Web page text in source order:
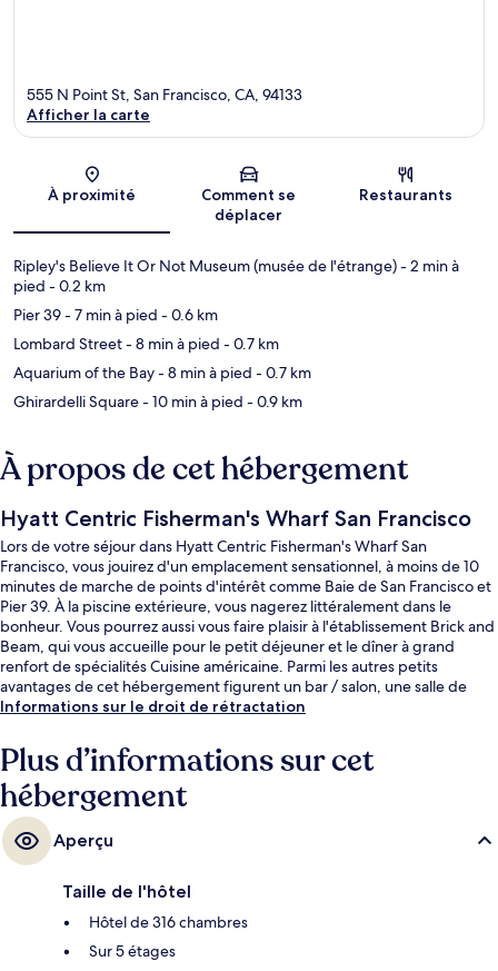
Carte
555 N Point St, San Francisco, CA, 94133
Afficher la carte
À proximité
Comment se
déplacer
Restaurants
Ripley's Believe It Or Not Museum (musée de l'étrange)- 2 min à
pied - 0.2 km
Pier 39- 7 min à pied - 0.6 km
Lombard Street- 8 min à pied - 0.7 km
Aquarium of the Bay- 8 min à pied - 0.7 km
Ghirardelli Square- 10 min à pied - 0.9 km
À propos de cet hébergement
Hyatt Centric Fisherman's Wharf San Francisco
Lors de votre séjour dans Hyatt Centric Fisherman's Wharf San
Francisco, vous jouirez d'un emplacement sensationnel, à moins de 10
minutes de marche de points d'intérêt comme Baie de San Francisco et
Pier 39. À la piscine extérieure, vous nagerez littéralement dans le
bonheur. Vous pourrez aussi vous faire plaisir à l'établissement Brick and
Beam, qui vous accueille pour le petit déjeuner et le dîner à grand
renfort de spécialités Cuisine américaine. Parmi les autres petits
avantages de cet hébergement figurent un bar / salon, une salle de
fitness ouverte 24 h/24, et une salle de fitness. Les autres voyageurs
publics se situent à une courte distance à pied : Arrêt de tram Taylor St
& Bay St est à 2 min et Arrêt de tram Jones St and Beach St, à 3 min.
Informations sur le droit de rétractation
Plus d’informations sur cet
hébergement
Aperçu
Taille de l'hôtel
Hôtel de 316 chambres
Sur 5 étages